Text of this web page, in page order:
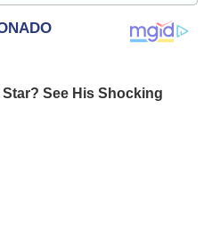
películas y series.